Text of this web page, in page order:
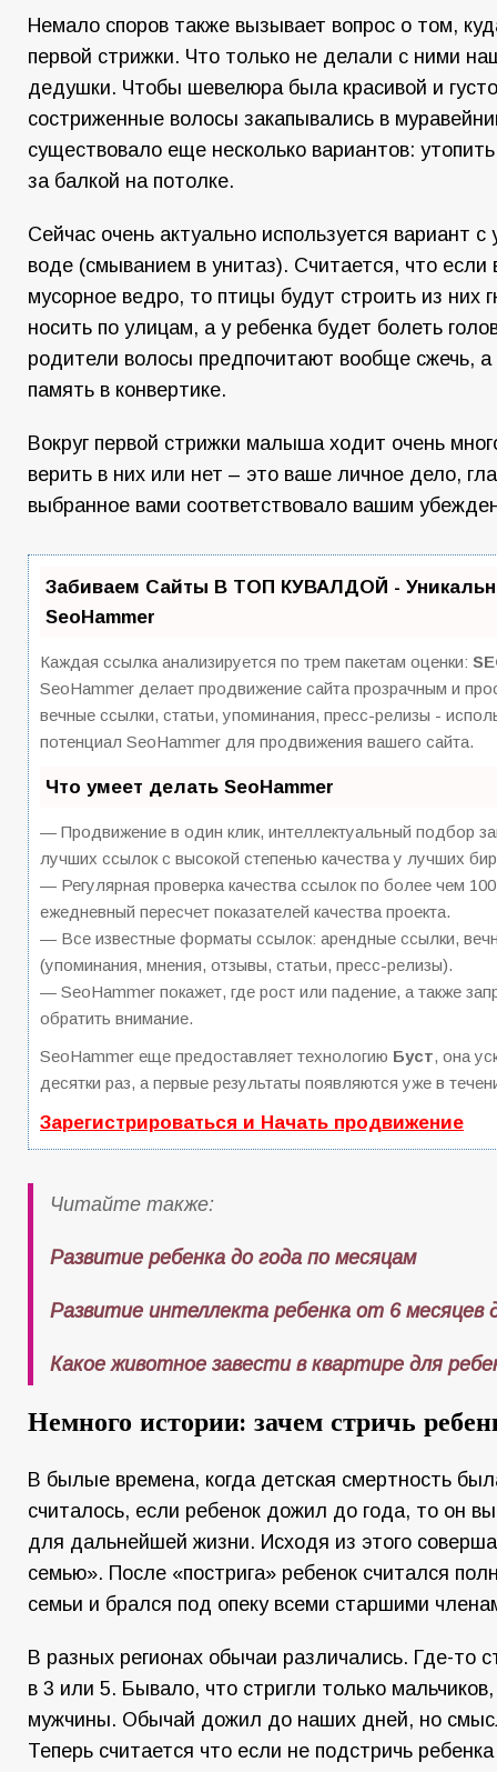
Немало споров также вызывает вопрос о том,
первой стрижки. Что только не делали с ними
дедушки. Чтобы шевелюра была красивой и
состриженные волосы закапывались в
существовало еще несколько вариантов:
за балкой на потолке.
Сейчас очень актуально используется вариант
воде (смыванием в унитаз). Считается, что если
мусорное ведро, то птицы будут строить из них
носить по улицам, а у ребенка будет болеть
родители волосы предпочитают вообще сжечь, а
память в конвертике.
Вокруг первой стрижки малыша ходит очень
верить в них или нет – это ваше личное дело,
выбранное вами соответствовало вашим
Забиваем Сайты В ТОП КУВАЛДОЙ -
SeoHammer
Каждая ссылка анализируется по трем пакетам оценки:
SeoHammer делает продвижение сайта прозрачным и
вечные ссылки, статьи, упоминания, пресс-релизы -
потенциал SeoHammer для продвижения вашего сайта.
Что умеет делать SeoHammer
— Продвижение в один клик, интеллектуальный подбор
лучших ссылок с высокой степенью качества у лучших
— Регулярная проверка качества ссылок по более чем
ежедневный пересчет показателей качества проекта.
— Все известные форматы ссылок: арендные ссылки,
(упоминания, мнения, отзывы, статьи, пресс-релизы).
— SeoHammer покажет, где рост или падение, а также
обратить внимание.
SeoHammer еще предоставляет технологию Буст, она
десятки раз, а первые результаты появляются уже в
Зарегистрироваться и Начать продвижение
Читайте также:
Развитие ребенка до года по месяцам
Развитие интеллекта ребенка от 6 месяцев
Какое животное завести в квартире для
Немного истории: зачем стричь
В былые времена, когда детская смертность
считалось, если ребенок дожил до года, то он
для дальнейшей жизни. Исходя из этого
семью». После «пострига» ребенок считался
семьи и брался под опеку всеми старшими
В разных регионах обычаи различались. Где-то
в 3 или 5. Бывало, что стригли только
мужчины. Обычай дожил до наших дней, но
Теперь считается что если не подстричь